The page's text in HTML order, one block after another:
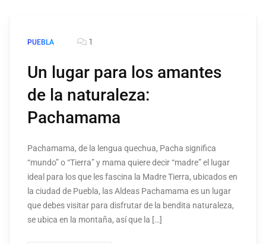
PUEBLA 1
Un lugar para los amantes
de la naturaleza:
Pachamama
Pachamama, de la lengua quechua, Pacha significa
“mundo” o “Tierra” y mama quiere decir “madre” el lugar
ideal para los que les fascina la Madre Tierra, ubicados en
la ciudad de Puebla, las Aldeas Pachamama es un lugar
que debes visitar para disfrutar de la bendita naturaleza,
se ubica en la montaña, así que la […]